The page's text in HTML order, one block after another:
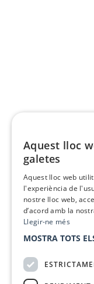
Aquest lloc
galetes
Aquest lloc web
l'experiència de
nostre lloc web,
d’acord amb la
Llegir-ne més
MOSTRA TOTS